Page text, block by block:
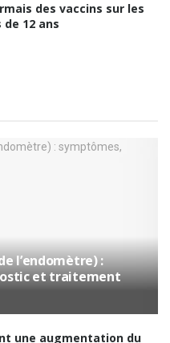
des vaccins sur les
12 ans
l’endomètre) :
et traitement
une augmentation du